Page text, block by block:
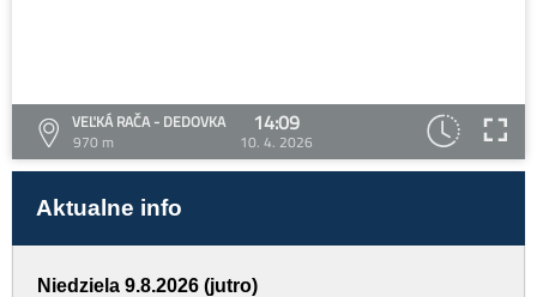
VEĽKÁ RAČA - DEDOVKA
970 m
14:09
10. 4. 2026
Aktualne info
Niedziela 9.8.2026 (jutro)